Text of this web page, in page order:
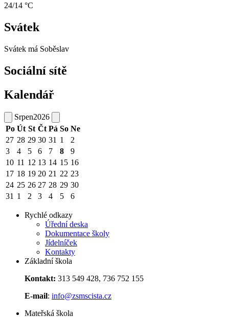
24/14 °C
Svátek
Svátek má Soběslav
Sociální sítě
Kalendář
Srpen2026
Po Út St Čt Pá So Ne
27 28 29 30 31 1
2
3
4 5 6 7 8
9
10 11 12 13 14 15 16
17 18 19 20 21 22 23
24 25 26 27 28 29 30
31 1 2 3 4 5 6
Rychlé odkazy
Úřední deska
Dokumentace školy
Jídelníček
Kontakty
Základní škola
Kontakt: 313 549 428, 736 752 155
E-mail: info@zsmscista.cz
Mateřská škola